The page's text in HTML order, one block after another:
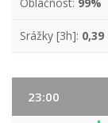
Srážky [3h]:
23:00